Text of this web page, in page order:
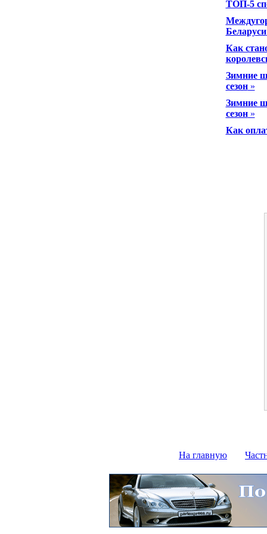
ТОП-5
Беларуси
Как
Зимние
сезон»
Зимние
сезон»
Как
На главную